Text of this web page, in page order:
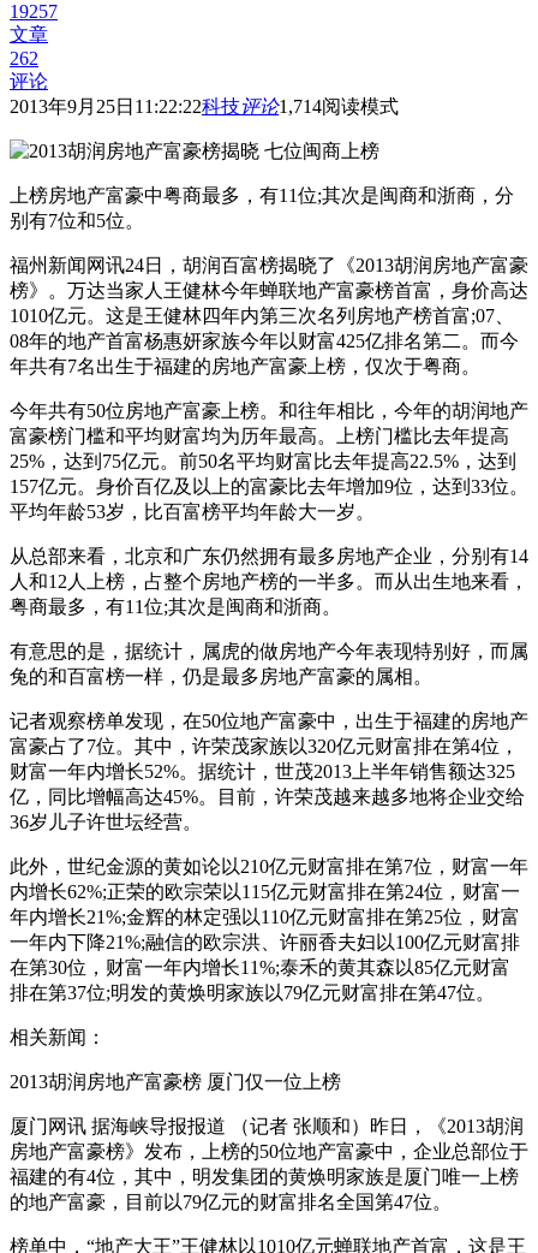
19257
文章
262
评论
2013年9月25日11:22:22科技评论1,714阅读模式
上榜房地产富豪中粤商最多，有11位;其次是闽商和浙商，分
别有7位和5位。
福州新闻网讯24日，胡润百富榜揭晓了《2013胡润房地产富豪
榜》。万达当家人王健林今年蝉联地产富豪榜首富，身价高达
1010亿元。这是王健林四年内第三次名列房地产榜首富;07、
08年的地产首富杨惠妍家族今年以财富425亿排名第二。而今
年共有7名出生于福建的房地产富豪上榜，仅次于粤商。
今年共有50位房地产富豪上榜。和往年相比，今年的胡润地产
富豪榜门槛和平均财富均为历年最高。上榜门槛比去年提高
25%，达到75亿元。前50名平均财富比去年提高22.5%，达到
157亿元。身价百亿及以上的富豪比去年增加9位，达到33位。
平均年龄53岁，比百富榜平均年龄大一岁。
从总部来看，北京和广东仍然拥有最多房地产企业，分别有14
人和12人上榜，占整个房地产榜的一半多。而从出生地来看，
粤商最多，有11位;其次是闽商和浙商。
有意思的是，据统计，属虎的做房地产今年表现特别好，而属
兔的和百富榜一样，仍是最多房地产富豪的属相。
记者观察榜单发现，在50位地产富豪中，出生于福建的房地产
富豪占了7位。其中，许荣茂家族以320亿元财富排在第4位，
财富一年内增长52%。据统计，世茂2013上半年销售额达325
亿，同比增幅高达45%。目前，许荣茂越来越多地将企业交给
36岁儿子许世坛经营。
此外，世纪金源的黄如论以210亿元财富排在第7位，财富一年
内增长62%;正荣的欧宗荣以115亿元财富排在第24位，财富一
年内增长21%;金辉的林定强以110亿元财富排在第25位，财富
一年内下降21%;融信的欧宗洪、许丽香夫妇以100亿元财富排
在第30位，财富一年内增长11%;泰禾的黄其森以85亿元财富
排在第37位;明发的黄焕明家族以79亿元财富排在第47位。
相关新闻：
2013胡润房地产富豪榜 厦门仅一位上榜
厦门网讯 据海峡导报报道 （记者 张顺和）昨日，《2013胡润
房地产富豪榜》发布，上榜的50位地产富豪中，企业总部位于
福建的有4位，其中，明发集团的黄焕明家族是厦门唯一上榜
的地产富豪，目前以79亿元的财富排名全国第47位。
榜单中，“地产大王”王健林以1010亿元蝉联地产首富，这是王